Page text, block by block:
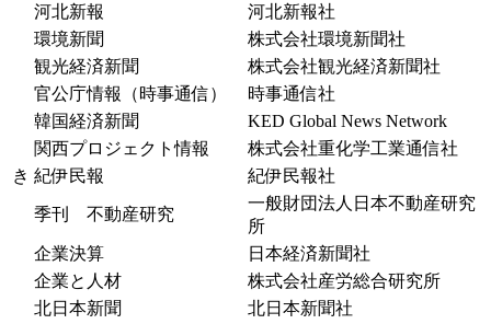
河北新報
河北新報社
環境新聞
株式会社環境新聞社
観光経済新聞
株式会社観光経済新聞社
官公庁情報（時事通信）
時事通信社
韓国経済新聞
KED Global News Network
関西プロジェクト情報
株式会社重化学工業通信社
き 紀伊民報 紀伊民報社
季刊 不動産研究
一般財団法人日本不動産研究
所
企業決算
日本経済新聞社
企業と人材
株式会社産労総合研究所
北日本新聞
北日本新聞社